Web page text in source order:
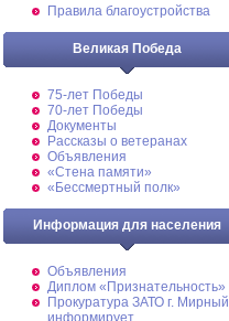
Правила благоустройства
Великая Победа
75-лет Победы
70-лет Победы
Документы
Рассказы о ветеранах
Объявления
«Стена памяти»
«Бессмертный полк»
Информация для населения
Объявления
Диплом «Признательность»
Прокуратура ЗАТО г. Мирный
информирует